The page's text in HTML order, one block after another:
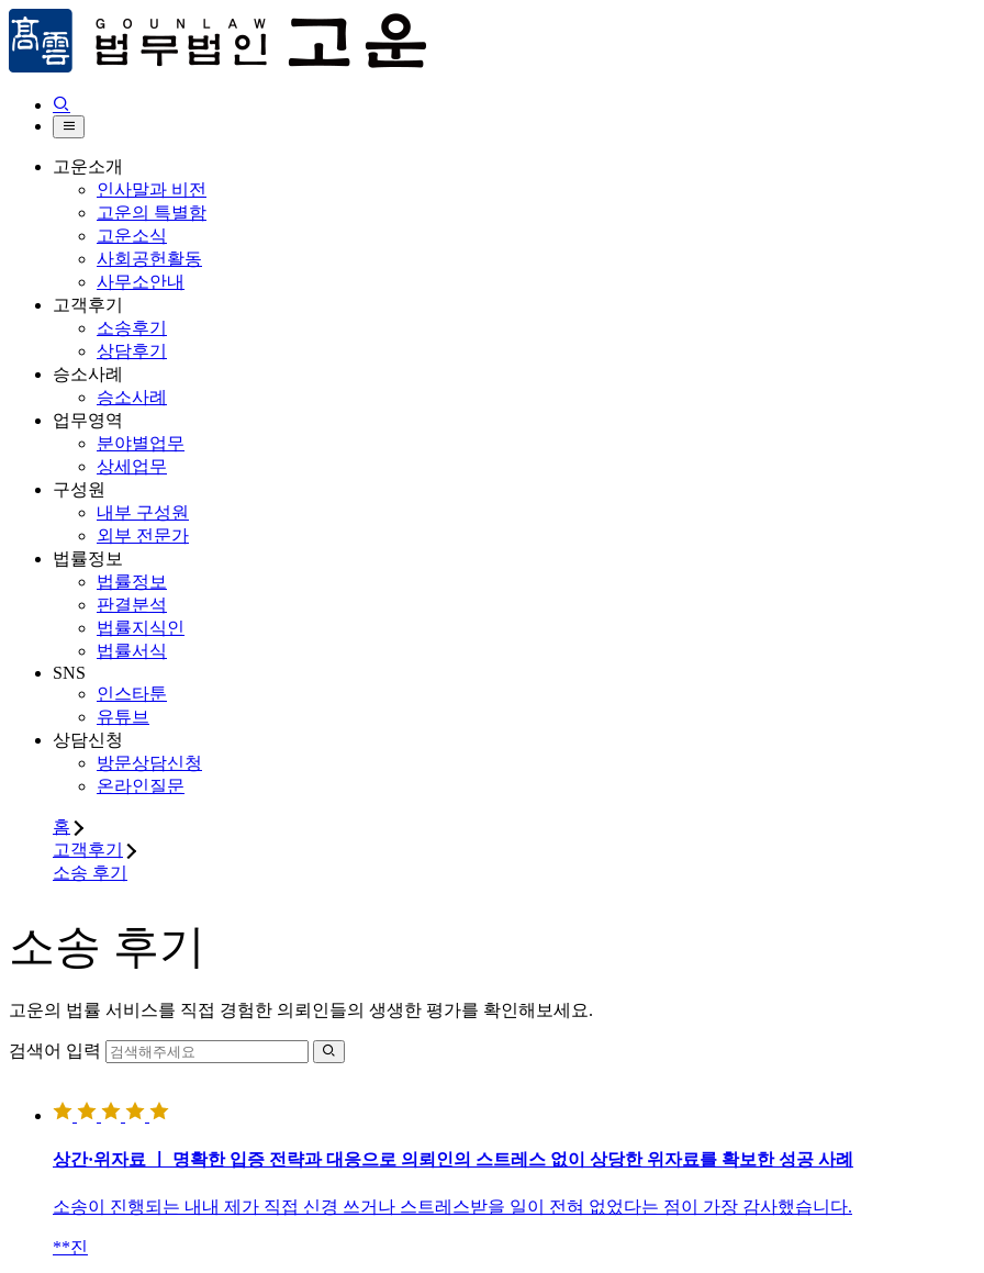


고운소개
인사말과 비전
고운의 특별함
고운소식
사회공헌활동
사무소안내
고객후기
소송후기
상담후기
승소사례
승소사례
업무영역
분야별업무
상세업무
구성원
내부 구성원
외부 전문가
법률정보
법률정보
판결분석
법률지식인
법률서식
SNS
인스타툰
유튜브
상담신청
방문상담신청
온라인질문
홈
고객후기
소송 후기
소송 후기
고운의 법률 서비스를 직접 경험한 의뢰인들의 생생한 평가를 확인해보세요.
검색어 입력 
상간·위자료 ㅣ 명확한 입증 전략과 대응으로 의뢰인의 스트레스 없이 상당한 위자료를 확보한 성공 사례
소송이 진행되는 내내 제가 직접 신경 쓰거나 스트레스받을 일이 전혀 없었다는 점이 가장 감사했습니다.
**진